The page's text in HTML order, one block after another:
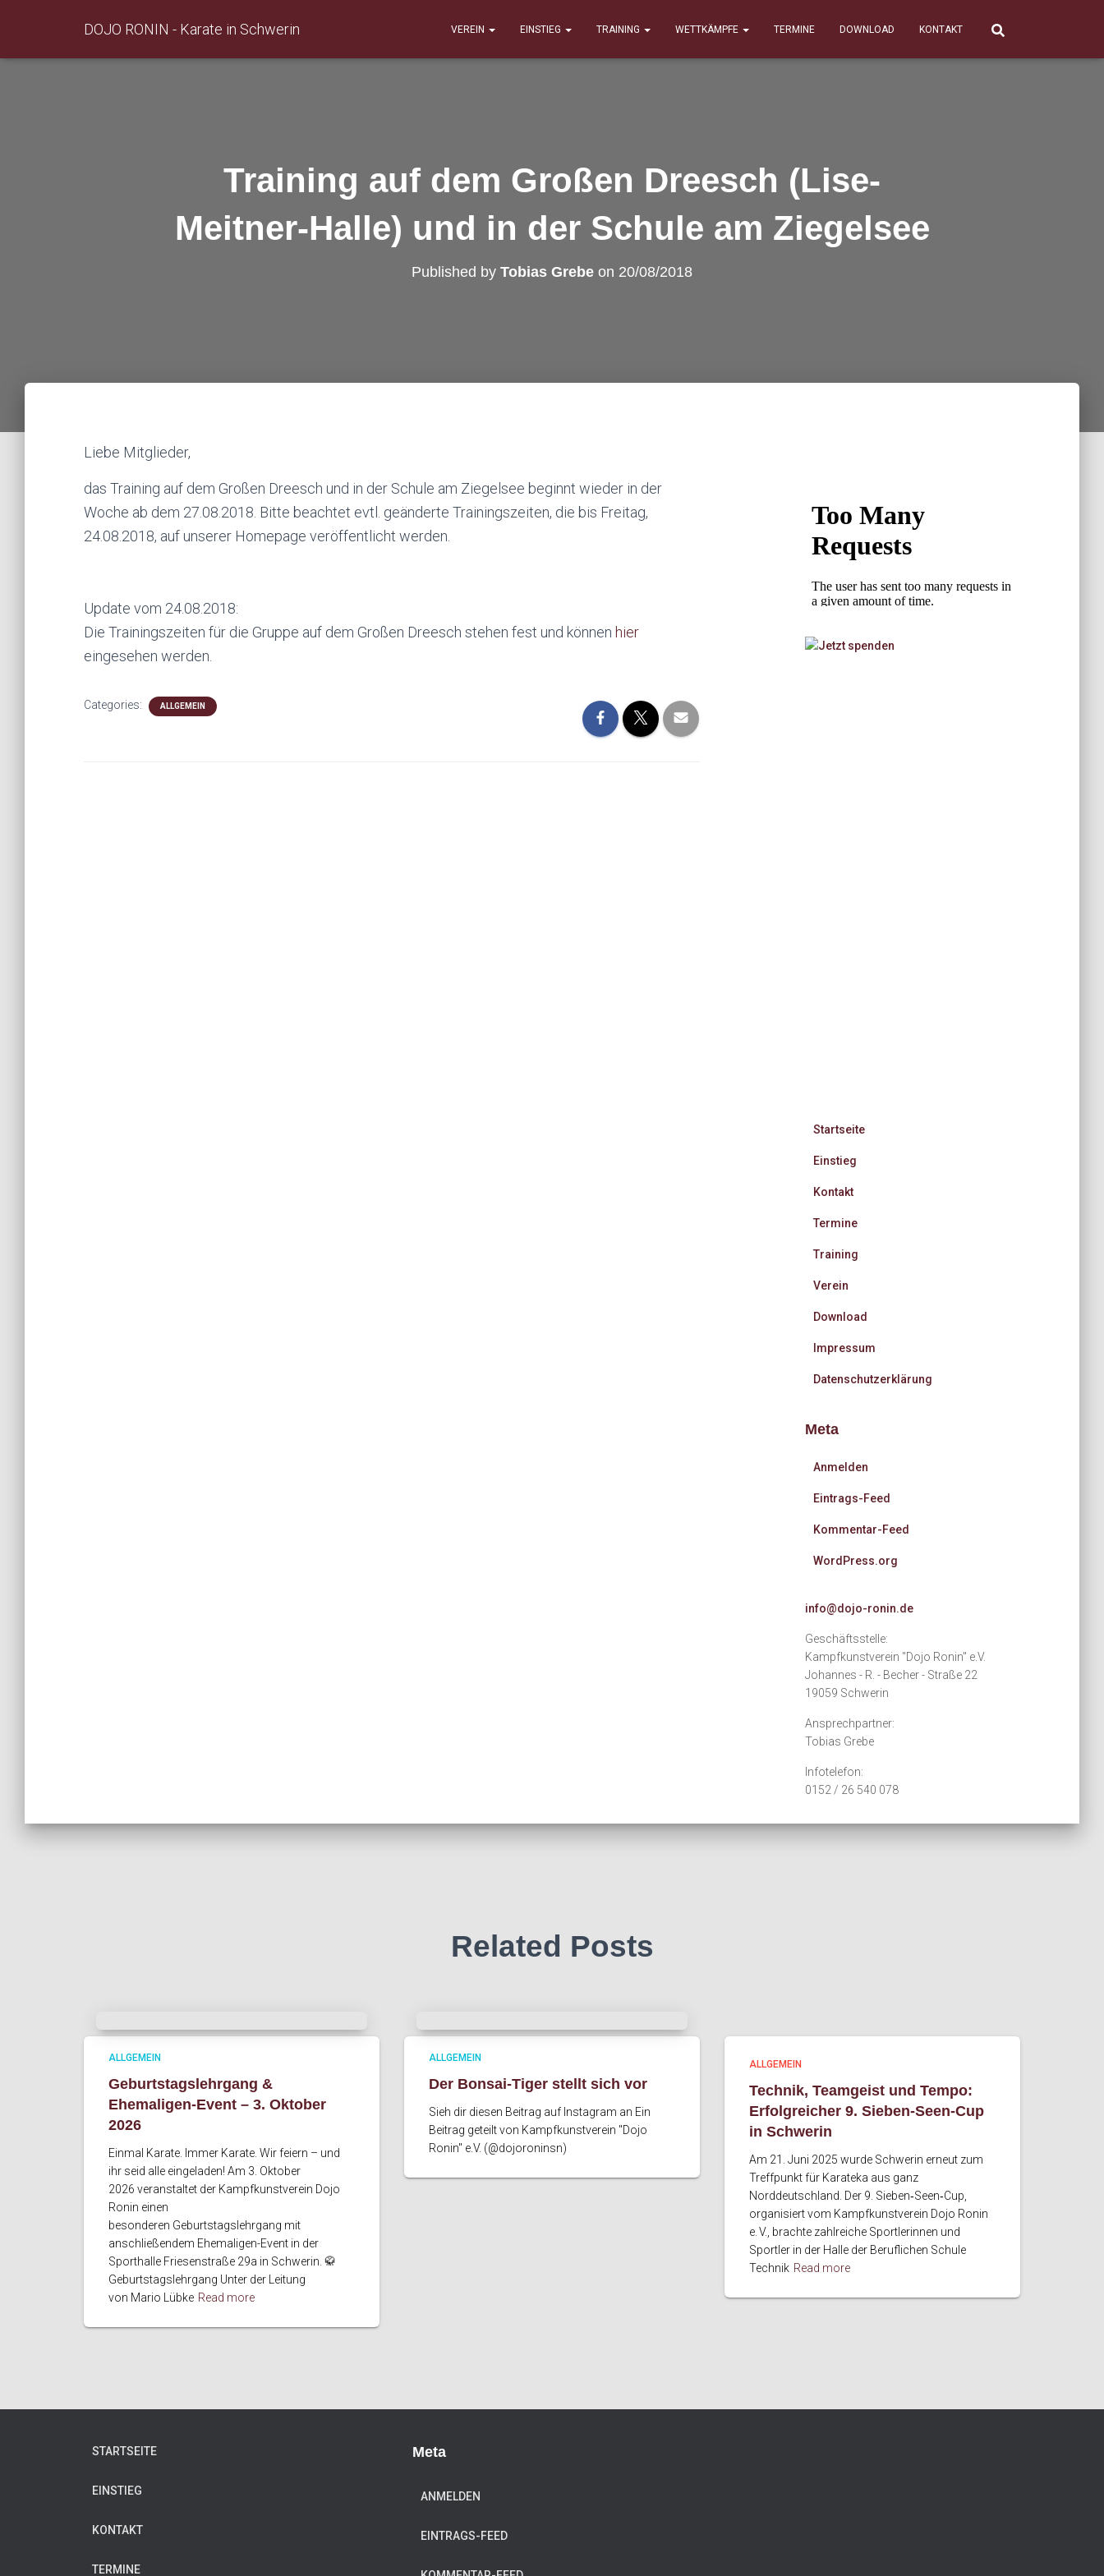
DOJO RONIN - Karate in Schwerin VEREIN EINSTIEG TRAINING WETTKÄMPFE TERMINE DOWNLOAD KONTAKT
Training auf dem Großen Dreesch (Lise-
Meitner-Halle) und in der Schule am Ziegelsee
Published by Tobias Grebe on 20/08/2018
Liebe Mitglieder,
das Training auf dem Großen Dreesch und in der Schule am Ziegelsee beginnt wieder in der
Woche ab dem 27.08.2018. Bitte beachtet evtl. geänderte Trainingszeiten, die bis Freitag,
24.08.2018, auf unserer Homepage veröffentlicht werden.
Update vom 24.08.2018:
Die Trainingszeiten für die Gruppe auf dem Großen Dreesch stehen fest und können hier
eingesehen werden.
Categories: ALLGEMEIN
Startseite
Einstieg
Kontakt
Termine
Training
Verein
Download
Impressum
Datenschutzerklärung
Meta
Anmelden
Eintrags-Feed
Kommentar-Feed
WordPress.org
info@dojo-ronin.de
Geschäftsstelle:
Kampfkunstverein "Dojo Ronin" e.V.
Johannes - R. - Becher - Straße 22
19059 Schwerin
Ansprechpartner:
Tobias Grebe
Infotelefon:
0152 / 26 540 078
Related Posts
ALLGEMEIN
Geburtstagslehrgang &
Ehemaligen-Event – 3. Oktober
2026
Einmal Karate. Immer Karate. Wir feiern – und
ihr seid alle eingeladen! Am 3. Oktober
2026 veranstaltet der Kampfkunstverein Dojo
Ronin einen
besonderen Geburtstagslehrgang mit
anschließendem Ehemaligen-Event in der
Sporthalle Friesenstraße 29a in Schwerin. 🥋
Geburtstagslehrgang Unter der Leitung
von Mario Lübke Read more
ALLGEMEIN
Der Bonsai-Tiger stellt sich vor
Sieh dir diesen Beitrag auf Instagram an Ein
Beitrag geteilt von Kampfkunstverein "Dojo
Ronin" e.V. (@dojoroninsn)
ALLGEMEIN
Technik, Teamgeist und Tempo:
Erfolgreicher 9. Sieben‑Seen‑Cup
in Schwerin
Am 21. Juni 2025 wurde Schwerin erneut zum
Treffpunkt für Karateka aus ganz
Norddeutschland. Der 9. Sieben‑Seen‑Cup,
organisiert vom Kampfkunstverein Dojo Ronin
e. V., brachte zahlreiche Sportlerinnen und
Sportler in der Halle der Beruflichen Schule
Technik Read more
STARTSEITE
EINSTIEG
KONTAKT
TERMINE
Meta
ANMELDEN
EINTRAGS-FEED